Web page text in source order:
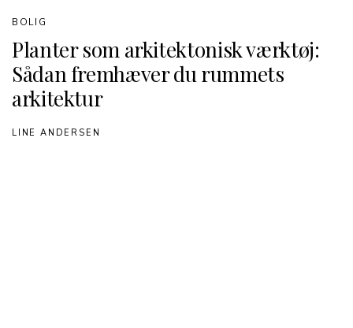
Planter som arkitektonisk værktøj:
Sådan fremhæver du rummets
arkitektur
BOLIG
LINE ANDERSEN